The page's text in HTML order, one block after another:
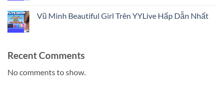
Nghiệm
Trải
2026
on
Gái
Đẹp
Ấn
Vũ Minh Beautiful Girl Trên YYLive Hấp Dẫn Nhất
Minh
Beautiful
Trên
YYLive
Recent Comments
No comments to show.